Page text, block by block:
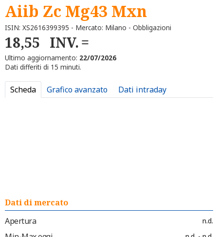
Aiib Zc Mg43 Mxn
ISIN: XS2616399395 - Mercato: Milano - Obbligazioni
18,55 INV.
Ultimo aggiornamento: 22/07/2026
Dati differiti di 15 minuti.
Scheda Grafico avanzato Dati intraday
Dati di mercato
Apertura
n.d.